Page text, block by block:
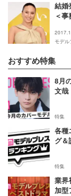
結婚
＜
モデル
おすすめ特集
8月
文哉
特集
各種
グ＆
特集
業界
加型